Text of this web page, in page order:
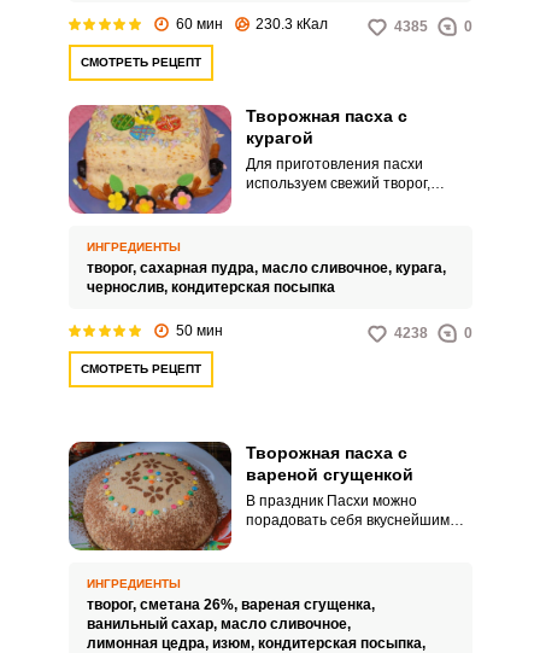
60 мин 230.3 кКал 4385 0
СМОТРЕТЬ РЕЦЕПТ
Творожная пасха с
курагой
Для приготовления пасхи
используем свежий творог,
насыщенной, заблаговременно
перед готовкой отвесим творог в
ИНГРЕДИЕНТЫ
творог, сахарная пудра, масло сливочное, курага,
чернослив, кондитерская посыпка
50 мин 4238 0
СМОТРЕТЬ РЕЦЕПТ
Творожная пасха с
вареной сгущенкой
В праздник Пасхи можно
порадовать себя вкуснейшим
очень вкусно.
ИНГРЕДИЕНТЫ
творог, сметана 26%, вареная сгущенка,
ванильный сахар, масло сливочное,
лимонная цедра, изюм, кондитерская посыпка,